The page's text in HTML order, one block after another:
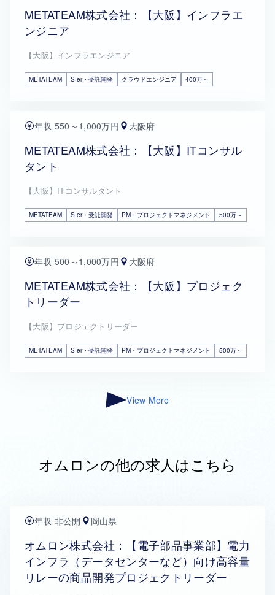
METATEAM株式会社：【大阪】インフラエ
ンジニア
【大阪】インフラエンジニア
METATEAM SIer・受託開発 クラウドエンジニア 400万～
年収 550～1,000万円 大阪府
METATEAM株式会社：【大阪】ITコンサル
タント
【大阪】ITコンサルタント
METATEAM SIer・受託開発 PM・プロジェクトマネジメント 500万～
年収 500～1,000万円 大阪府
METATEAM株式会社：【大阪】プロジェク
トリーダー
【大阪】プロジェクトリーダー
METATEAM SIer・受託開発 PM・プロジェクトマネジメント 500万～
View More
オムロンの他の求人はこちら
年収 非公開 岡山県
オムロン株式会社：【電子部品事業部】電力
インフラ（データセンターなど）向け高容量
リレーの商品開発プロジェクトリーダー